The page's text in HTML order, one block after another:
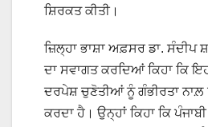
ਸ਼ਿਰਕਤ ਕੀਤੀ।
ਜ਼ਿਲ੍ਹਾ ਭਾਸ਼ਾ ਅਫ਼ਸਰ ਡਾ. ਸੰਦੀਪ
ਦਾ ਸਵਾਗਤ ਕਰਦਿਆਂ ਕਿਹਾ ਕਿ
ਦਰਪੇਸ਼ ਚੁਣੋਤੀਆਂ ਨੂੰ ਗੰਭੀਰਤਾ ਨਾਲ਼
ਕਰਦਾ ਹੈ। ਉਨ੍ਹਾਂ ਕਿਹਾ ਕਿ